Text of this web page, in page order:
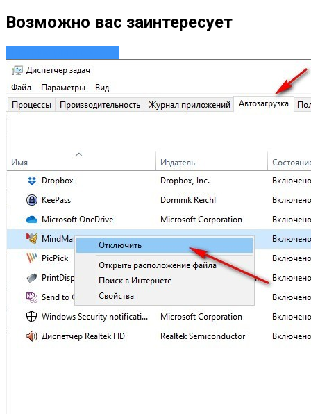
Возможно вас заинтересует